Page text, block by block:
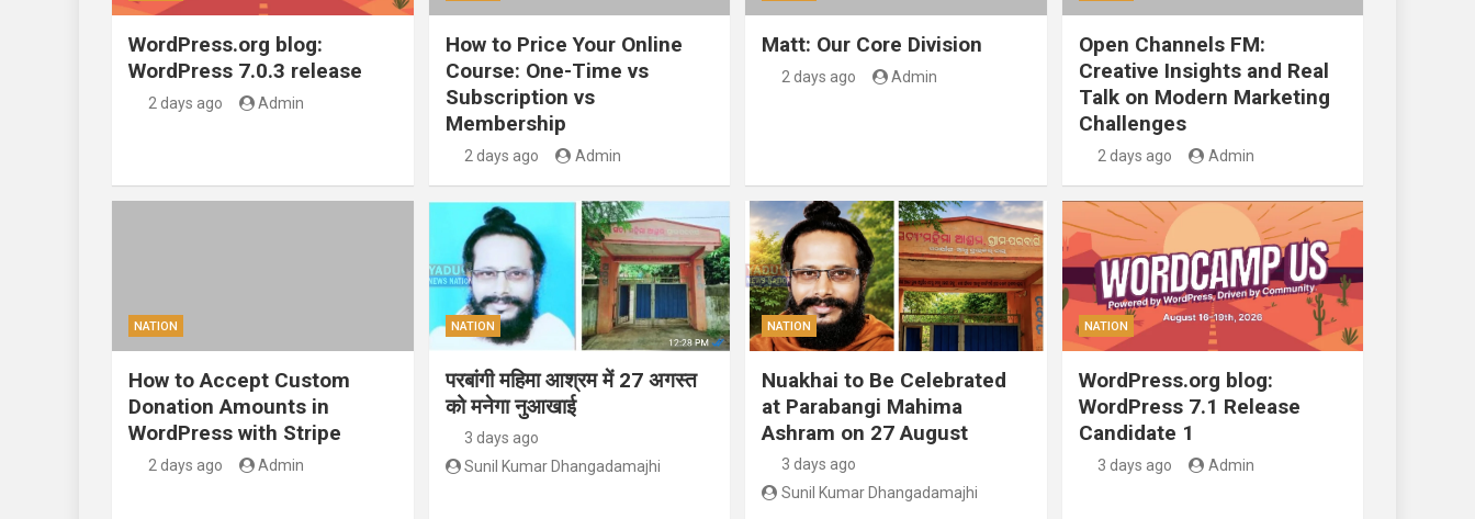
WordPress.org blog:
WordPress 7.0.3 release
2 days ago Admin
How to Price Your Online
Course: One-Time vs
Subscription vs
Membership
2 days ago Admin
Matt: Our Core Division
2 days ago Admin
Open Channels FM:
Creative Insights and Real
Talk on Modern Marketing
Challenges
2 days ago Admin
NATION
How to Accept Custom
Donation Amounts in
WordPress with Stripe
2 days ago Admin
NATION
परबांगी महिमा आश्रम में 27 अगस्त
को मनेगा नुआखाई
3 days ago
Sunil Kumar Dhangadamajhi
NATION
Nuakhai to Be Celebrated
at Parabangi Mahima
Ashram on 27 August
3 days ago
Sunil Kumar Dhangadamajhi
NATION
WordPress.org blog:
WordPress 7.1 Release
Candidate 1
3 days ago Admin